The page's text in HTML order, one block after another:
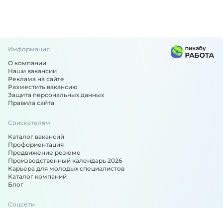
Информация
О компании
Наши вакансии
Реклама на сайте
Разместить вакансию
Защита персональных данных
Правила сайта
Соискателям
Каталог вакансий
Профориентация
Продвижение резюме
Производственный календарь 2026
Карьера для молодых специалистов
Каталог компаний
Блог
Соцсети